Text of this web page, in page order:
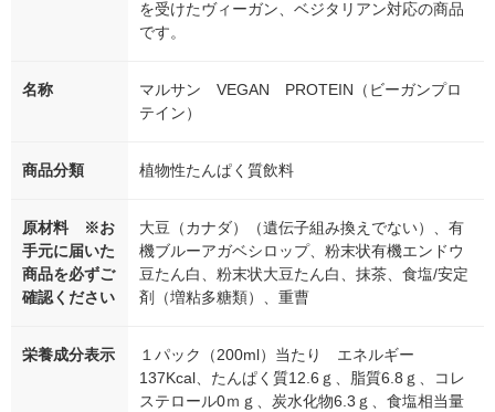
を受けたヴィーガン、ベジタリアン対応の商品
です。
名称
マルサン VEGAN PROTEIN（ビーガンプロ
テイン）
商品分類 植物性たんぱく質飲料
原材料 ※お
手元に届いた
商品を必ずご
確認ください
大豆（カナダ）（遺伝子組み換えでない）、有
機ブルーアガベシロップ、粉末状有機エンドウ
豆たん白、粉末状大豆たん白、抹茶、食塩/安定
剤（増粘多糖類）、重曹
栄養成分表示
１パック（200ml）当たり エネルギー
137Kcal、たんぱく質12.6ｇ、脂質6.8ｇ、コレ
ステロール0ｍｇ、炭水化物6.3ｇ、食塩相当量